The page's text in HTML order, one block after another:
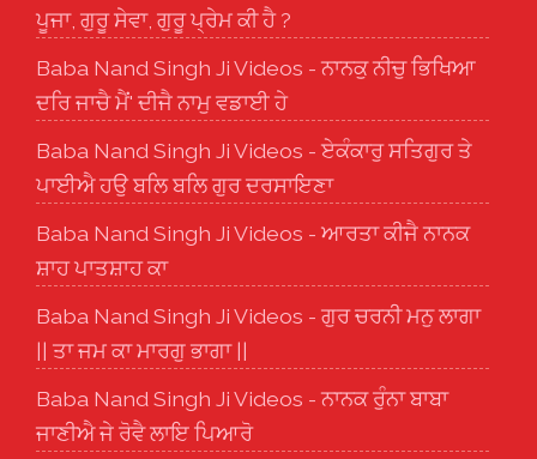
ਪੂਜਾ, ਗੁਰੂ ਸੇਵਾ, ਗੁਰੂ ਪ੍ਰੇਮ ਕੀ ਹੈ ?
Baba Nand Singh Ji Videos - ਨਾਨਕੁ ਨੀਚੁ ਭਿਖਿਆ
ਦਰਿ ਜਾਚੈ ਮੈਂ' ਦੀਜੈ ਨਾਮੁ ਵਡਾਈ ਹੇ
Baba Nand Singh Ji Videos - ਏਕੰਕਾਰੁ ਸਤਿਗੁਰ ਤੇ
ਪਾਈਐ ਹਉ ਬਲਿ ਬਲਿ ਗੁਰ ਦਰਸਾਇਣਾ
Baba Nand Singh Ji Videos - ਆਰਤਾ ਕੀਜੈ ਨਾਨਕ
ਸ਼ਾਹ ਪਾਤਸ਼ਾਹ ਕਾ
Baba Nand Singh Ji Videos - ਗੁਰ ਚਰਨੀ ਮਨੁ ਲਾਗਾ
|| ਤਾ ਜਮ ਕਾ ਮਾਰਗੁ ਭਾਗਾ ||
Baba Nand Singh Ji Videos - ਨਾਨਕ ਰੁੰਨਾ ਬਾਬਾ
ਜਾਣੀਐ ਜੇ ਰੋਵੈ ਲਾਇ ਪਿਆਰੋ